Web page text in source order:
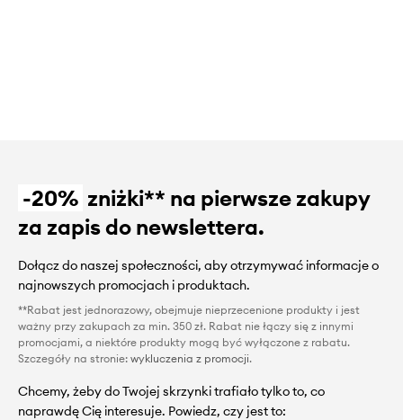
-20% zniżki** na pierwsze zakupy
za zapis do newslettera.
Dołącz do naszej społeczności, aby otrzymywać informacje o
najnowszych promocjach i produktach.
**Rabat jest jednorazowy, obejmuje nieprzecenione produkty i jest
ważny przy zakupach za min. 350 zł. Rabat nie łączy się z innymi
promocjami, a niektóre produkty mogą być wyłączone z rabatu.
Szczegóły na stronie: wykluczenia z promocji.
Chcemy, żeby do Twojej skrzynki trafiało tylko to, co
naprawdę Cię interesuje. Powiedz, czy jest to: